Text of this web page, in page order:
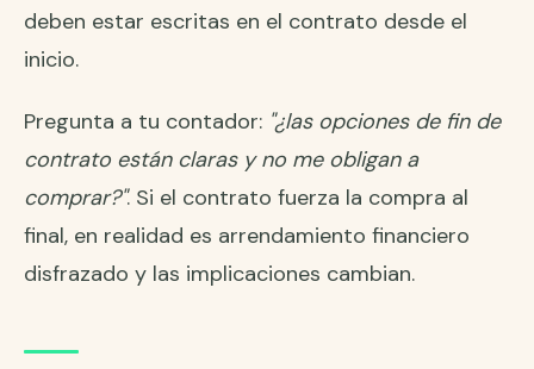
deben estar escritas en el contrato desde el
inicio.
Pregunta a tu contador: "¿las opciones de fin de
contrato están claras y no me obligan a
comprar?". Si el contrato fuerza la compra al
final, en realidad es arrendamiento financiero
disfrazado y las implicaciones cambian.